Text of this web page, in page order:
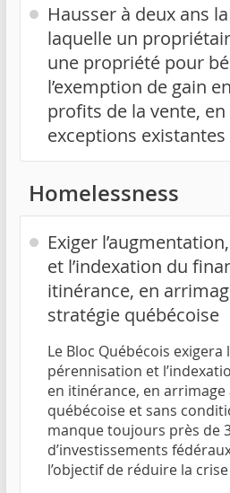
Hausser à deux ans
laquelle un
une propriété pour
l’exemption de gain
profits de la vente,
exceptions existantes
Homelessness
Exiger
et l’indexation du
itinérance, en
stratégie québécoise
Le Bloc Québécois exigera
pérennisation et
en itinérance, en arrimage
québécoise et sans
manque toujours près de
d’investissements
l’objectif de réduire la crise